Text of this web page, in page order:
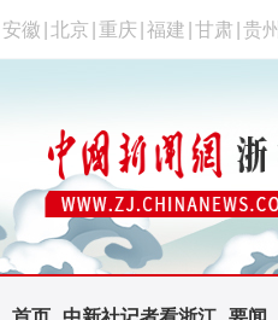
安徽 北京 重庆 福建 甘肃 贵州